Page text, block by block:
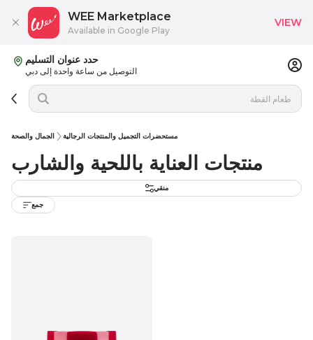
حدد عنوان التسليم
التوصيل من ساعة واحدة إلى دبي
الجمال والصحة مستحضرات التجميل والمنتجات الرجالية
منتجات العناية باللحية والشارب
منقي
جمع
WEE Marketplace
Available in Google Play
VIEW